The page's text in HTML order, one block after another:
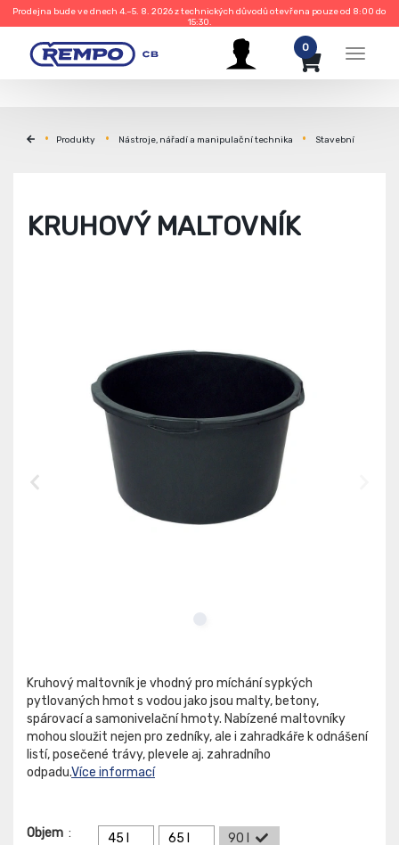
Prodejna bude ve dnech 4.–5. 8. 2026 z technických důvodů otevřena pouze od 8:00 do
15:30.
Menu
0
Produkty Nástroje, nářadí a manipulační technika Stavební
KRUHOVÝ MALTOVNÍK
Kruhový maltovník je vhodný pro míchání sypkých
pytlovaných hmot s vodou jako jsou malty, betony,
spárovací a samonivelační hmoty. Nabízené maltovníky
mohou sloužit nejen pro zedníky, ale i zahradkáře k odnášení
listí, posečené trávy, plevele aj. zahradního
odpadu.Více informací
Objem : 45 l 65 l 90 l